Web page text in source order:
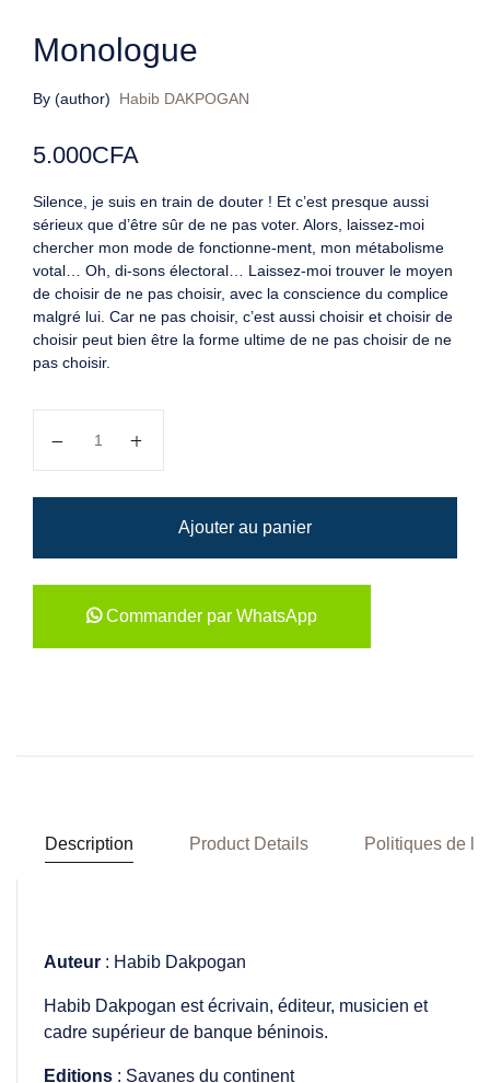
Monologue
By (author) Habib DAKPOGAN
5.000CFA
Silence, je suis en train de douter ! Et c’est presque aussi
sérieux que d’être sûr de ne pas voter. Alors, laissez-moi
chercher mon mode de fonctionne-ment, mon métabolisme
votal… Oh, di-sons électoral… Laissez-moi trouver le moyen
de choisir de ne pas choisir, avec la conscience du complice
malgré lui. Car ne pas choisir, c’est aussi choisir et choisir de
choisir peut bien être la forme ultime de ne pas choisir de ne
pas choisir.
Ajouter au panier
Commander par WhatsApp
Description Product Details Politiques de la
Auteur : Habib Dakpogan
Habib Dakpogan est écrivain, éditeur, musicien et
cadre supérieur de banque béninois.
Editions : Savanes du continent